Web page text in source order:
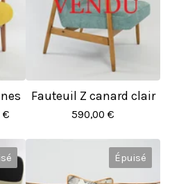
€
Fauteuil Z canard clair
590,00 €
Épuisé